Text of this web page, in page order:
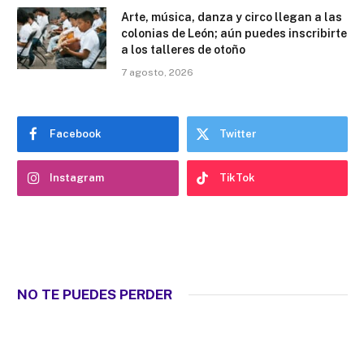
Arte, música, danza y circo llegan a las
colonias de León; aún puedes inscribirte
a los talleres de otoño
7 agosto, 2026
Facebook Twitter
Instagram TikTok
NO TE PUEDES PERDER